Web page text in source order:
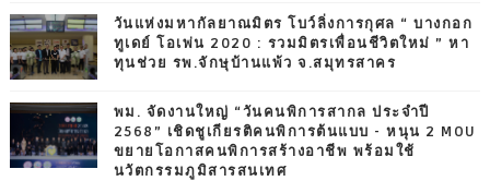
วันแห่งมหากัลยาณมิตร โบว์ลิ่งการกุศล “ บางกอก
ทูเดย์ โอเพ่น 2020 : รวมมิตรเพื่อนชีวิตใหม่ ” หา
ทุนช่วย รพ.จักษุบ้านแพ้ว จ.สมุทรสาคร
พม. จัดงานใหญ่ “วันคนพิการสากล ประจำปี
2568” เชิดชูเกียรติคนพิการต้นแบบ - หนุน 2 MOU
ขยายโอกาสคนพิการสร้างอาชีพ พร้อมใช้
นวัตกรรมภูมิสารสนเทศ